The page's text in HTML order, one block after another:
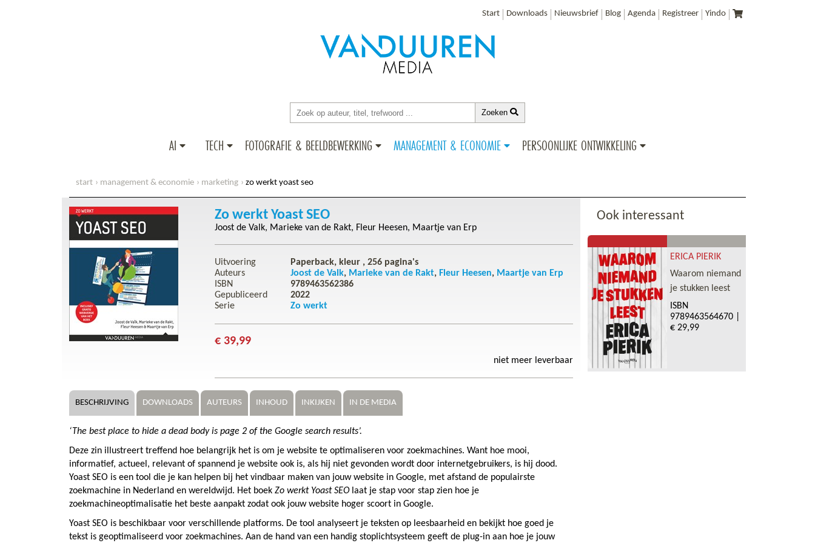
Start Downloads Nieuwsbrief Blog Agenda Registreer Yindo
Zoeken
AI TECH FOTOGRAFIE & BEELDBEWERKING MANAGEMENT & ECONOMIE PERSOONLIJKE ONTWIKKELING
start management & economie marketing zo werkt yoast seo
Zo werkt Yoast SEO
Joost de Valk Marieke van de Rakt Fleur Heesen Maartje van Erp
Uitvoering Paperback, kleur , 256 pagina's
Auteurs
Joost de Valk Marieke van de Rakt Fleur Heesen
Maartje van Erp
ISBN
9789463562386
Gepubliceerd
2022
Serie
Zo werkt
€ 39,99
niet meer leverbaar
BESCHRIJVING DOWNLOADS AUTEURS INHOUD INKIJKEN IN DE MEDIA
‘The best place to hide a dead body is page 2 of the Google search results’.
Deze zin illustreert treffend hoe belangrijk het is om je website te optimaliseren voor zoekmachines. Want hoe mooi,
informatief, actueel, relevant of spannend je website ook is, als hij niet gevonden wordt door internetgebruikers, is hij dood.
Yoast SEO is een tool die je kan helpen bij het vindbaar maken van jouw website in Google, met afstand de populairste
zoekmachine in Nederland en wereldwijd. Het boek Zo werkt Yoast SEOlaat je stap voor stap zien hoe je
zoekmachineoptimalisatie het beste aanpakt zodat ook jouw website hoger scoort in Google.
Yoast SEO is beschikbaar voor verschillende platforms. De tool analyseert je teksten op leesbaarheid en bekijkt hoe goed je
tekst is geoptimaliseerd voor zoekmachines. Aan de hand van een handig stoplichtsysteem geeft de plug-in aan hoe je jouw
Ook interessant
ERICA PIERIK
Waarom niemand
je stukken leest
ISBN
9789463564670|
€ 29,99